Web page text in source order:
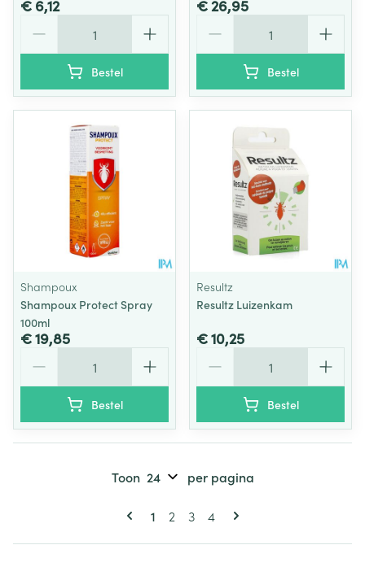
€ 6,12
Bestel
€ 26,95
Bestel
Shampoux
Shampoux Protect Spray
100ml
€ 19,85
Bestel
Resultz
Resultz Luizenkam
€ 10,25
Bestel
Pagina's
U lees momenteel pagina
1 Pagina
2 Pagina
3 Pagina
4
Toon per pagina